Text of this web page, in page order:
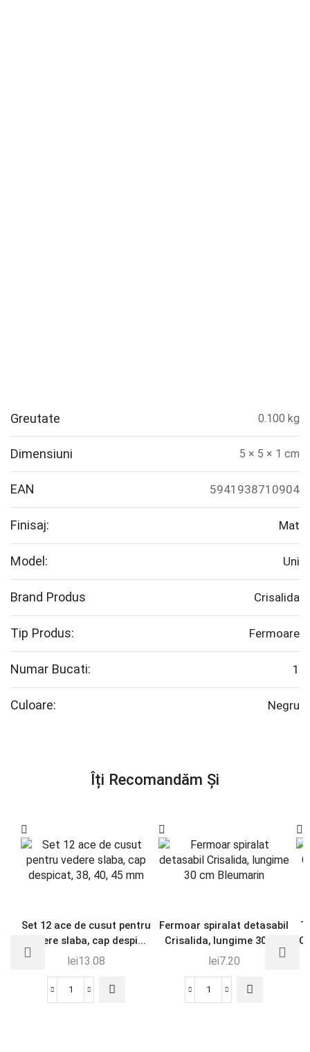
Greutate 0.100 kg
Dimensiuni 5 × 5 × 1 cm
EAN 5941938710904
Finisaj: Mat
Model: Uni
Brand Produs Crisalida
Tip Produs: Fermoare
Numar Bucati: 1
Culoare: Negru
Îți Recomandăm Și
Set 12 ace de cusut pentru
vedere slaba, cap despi...
lei13.08
Fermoar spiralat detasabil
Crisalida, lungime 30 c...
lei7.20